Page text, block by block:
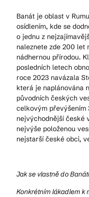
Banát je oblast v
osídlením, kde se
o jednu z
naleznete zde 200 let
nádhernou přírodou.
posledních letech
roce 2023 navázala
která je naplánována
původních českých
celkovým převýšením
nejvýchodnější české
nejvýše položenou
nejstarší české obci,
Jak se vlastně do
Konkrétním lákadlem k